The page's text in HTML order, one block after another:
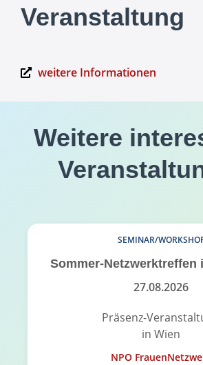
Veranstaltung
weitere Informationen
Weitere
SEMINAR/
Sommer-Netzwerktreffen
27.08.2026
Präsenz-
in Wien
NPO